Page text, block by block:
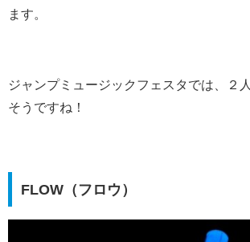
ます。
ジャンプミュージックフェスタでは、２
そうですね！
FLOW（フロウ）